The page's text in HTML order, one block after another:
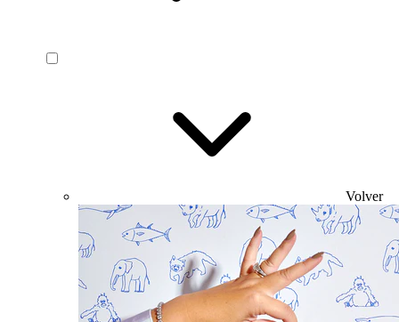
Volver